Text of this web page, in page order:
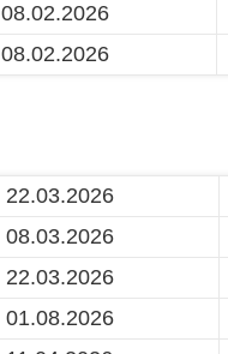
08.02.2026
08.02.2026
22.03.2026
08.03.2026
22.03.2026
01.08.2026